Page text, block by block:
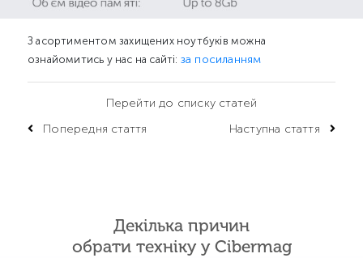
З асортиментом захищених ноутбуків можна
ознайомитись у нас на сайті: за посиланням
Попередня стаття
Перейти до списку статей
Наступна стаття
Декілька причин
обрати техніку у Cibermag